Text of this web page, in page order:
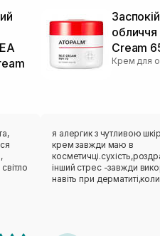
обличчя
Cream
Крем для
я алергик з чутливою
крем завжди маю в
інший стрес -завжди
навіть при